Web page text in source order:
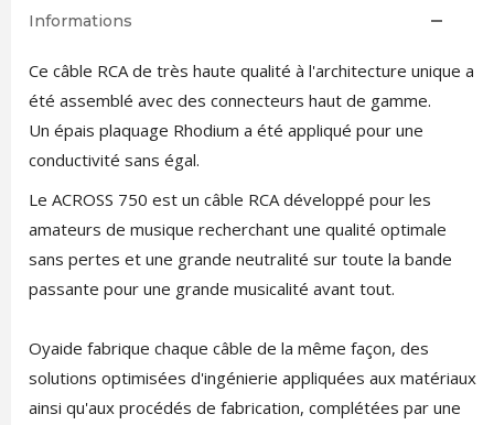
Informations
Ce câble RCA de très haute qualité à l'architecture unique a
été assemblé avec des connecteurs haut de gamme.
Un épais plaquage Rhodium a été appliqué pour une
conductivité sans égal.
Le ACROSS 750 est un câble RCA développé pour les
amateurs de musique recherchant une qualité optimale
sans pertes et une grande neutralité sur toute la bande
passante pour une grande musicalité avant tout.
Oyaide fabrique chaque câble de la même façon, des
solutions optimisées d'ingénierie appliquées aux matériaux
ainsi qu'aux procédés de fabrication, complétées par une